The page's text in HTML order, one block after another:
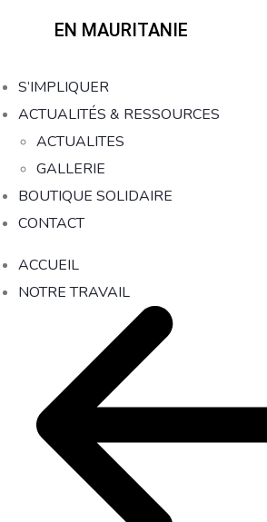
EN MAURITANIE
S’IMPLIQUER
ACTUALITÉS & RESSOURCES
ACTUALITES
GALLERIE
BOUTIQUE SOLIDAIRE
CONTACT
ACCUEIL
NOTRE TRAVAIL